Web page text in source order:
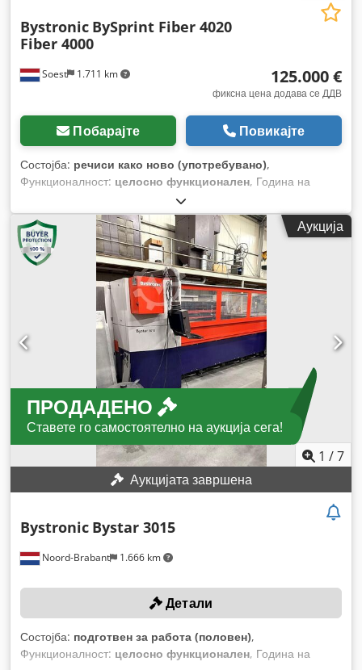
Soest 1.711 km
Bystronic BySprint Fiber 4020
Fiber 4000
125.000 €
фиксна цена додава се ДДВ
Побарајте Повикајте
Состојба: речиси како ново (употребувано),
Функционалност: целосно функционален, Година на
, работни часови:
возило:1897, максимална дебелина на челичен лим:15
мм, максимална дебелина на лим од не'рѓосувачки челик:
15 мм, макс. дебелина на алуминиев лист:12 мм
на масата:
4.000 мм, ширина на масата:2.000 мм
на последниот генерален ремонт:2025,
Аукција
ПРОДАДЕНО
Ставете го самостоятелно на аукција сега!
1 /7
Аукцијата завршена
Noord-Brabant 1.666 km
Bystronic Bystar 3015
Детали
Состојба: подготвен за работа (половен),
Функционалност: целосно функционален, Година на